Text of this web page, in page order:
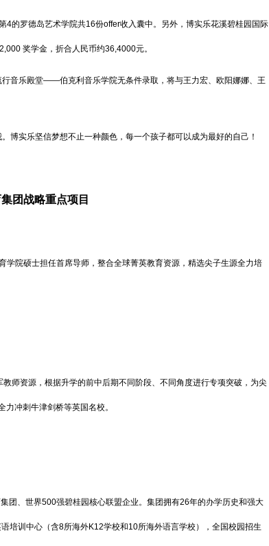
的罗德岛艺术学院共16份offer收入囊中。另外，博实乐花溪碧桂园国际
奖学金，折合人民币约36,4000元。
音乐殿堂——伯克利音乐学院无条件录取，将与王力宏、欧阳娜娜、王
实乐坚信梦想不止一种颜色，每一个孩子都可以成为最好的自己！
团战略重点项目
院硕士担任首席导师，整合全球菁英教育资源，精选尖子生源全力培
师资源，根据升学的前中后期不同阶段、不同角度进行专项突破，为尖
冲刺牛津剑桥等英国名校。
、世界500强碧桂园核心联盟企业。集团拥有26年的办学历史和强大
培训中心（含8所海外K12学校和10所海外语言学校），全国校园招生